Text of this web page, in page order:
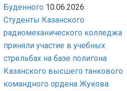
Буденного 10.06.2026
Студенты Казанского
радиомеханического колледжа
приняли участие в учебных
стрельбах на базе полигона
Казанского высшего танкового
командного ордена Жукова